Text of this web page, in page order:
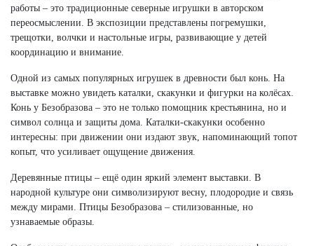
работы – это традиционные северные игрушки в авторском
переосмыслении. В экспозиции представлены погремушки,
трещотки, волчки и настольные игры, развивающие у детей
координацию и внимание.
Одной из самых популярных игрушек в древности был конь. На
выставке можно увидеть каталки, скакунки и фигурки на колёсах.
Конь у Безобразова – это не только помощник крестьянина, но и
символ солнца и защиты дома. Каталки-скакунки особенно
интересны: при движении они издают звук, напоминающий топот
копыт, что усиливает ощущение движения.
Деревянные птицы – ещё один яркий элемент выставки. В
народной культуре они символизируют весну, плодородие и связь
между мирами. Птицы Безобразова – стилизованные, но
узнаваемые образы.